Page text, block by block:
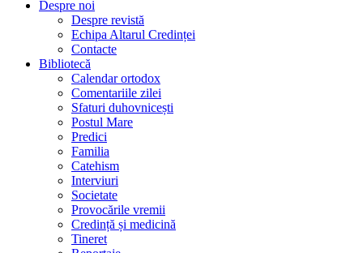
Despre noi
Despre revistă
Echipa Altarul Credinței
Contacte
Bibliotecă
Calendar ortodox
Comentariile zilei
Sfaturi duhovnicești
Postul Mare
Predici
Familia
Catehism
Interviuri
Societate
Provocările vremii
Credință și medicină
Tineret